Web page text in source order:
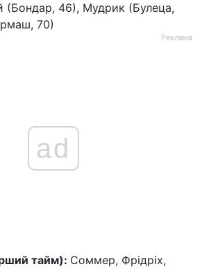
(Бондар, 46), Мудрик (Булеца,
70)
Реклама
ad
тайм): Соммер, Фрідріх,